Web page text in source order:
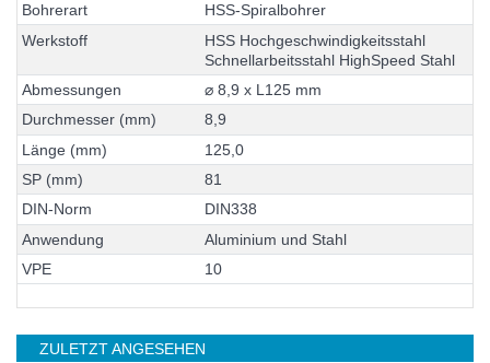
Bohrerart HSS-Spiralbohrer
Werkstoff HSS Hochgeschwindigkeitsstahl
Schnellarbeitsstahl HighSpeed Stahl
Abmessungen ⌀ 8 9 x L 1 25 mm
Durchmesser (mm) 8,9
Länge (mm) 1 25, 0
SP (mm) 81
DIN-Norm DIN338
Anwendung Aluminium und Stahl
VPE 10
ZULETZT ANGESEHEN